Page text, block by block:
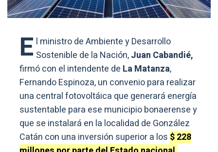
E l ministro de Ambiente y Desarrollo
Sostenible de la Nación,Juan Cabandié,
firmó con el intendente de La Matanza,
Fernando Espinoza, un convenio para realizar
una central fotovoltáica que generará energía
sustentable para ese municipio bonaerense y
que se instalará en la localidad de González
Catán con una inversión superior a los $ 228